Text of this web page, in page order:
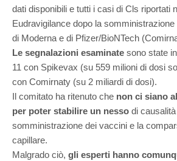
dati disponibili e tutti i casi di Cls riportati
Eudravigilance dopo la
di Moderna e di Pfizer/BioNTech
Le segnalazioni esaminate sono state
11 con Spikevax (su 559 milioni di dosi
con Comirnaty (su 2 miliardi di dosi).
Il comitato ha ritenuto che non ci siano
per poter stabilire un nesso di
somministrazione dei vaccini e la
capillare.
Malgrado ciò, gli esperti hanno